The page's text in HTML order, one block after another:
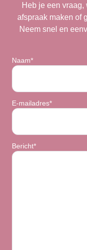
Heb je een
afspraak maken of
Neem snel en
Naam*
E-mailadres*
Bericht*